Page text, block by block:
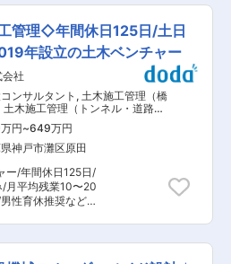
していきます。 変
なりますが、10~30
3名、50代2名、
。※うち2名の方が
で、構造設計業務に
です。プレカット
プレカット設計の
す。 ■当社に
工法プレカット工
その後木造軸組金
事業化に成功し
木造建築を増やす
しています。日本
お任せいたしま
の設計業務 ・勤務地
大阪・東京を拠点
退社している方が
おりません。 ・支
すが、転勤はござ
完全週休二日制で
働きやすい環境が
社で エリアの土木
は丹波篠山市です
があり、東京から
い ・土木工事に関
工事施工、登記に
管理◇年間休日125日/土日
年設立の土木ベンチャー
社
ンサルタント , 土木施工管理（橋
土木施工管理（トンネル・道路・
・ダム・河川・港湾・造園など）
円~649万円
神戸市灘区原田
ー/年間休日125日/
月平均残業10〜20
性育休推奨など働
、測量および、施